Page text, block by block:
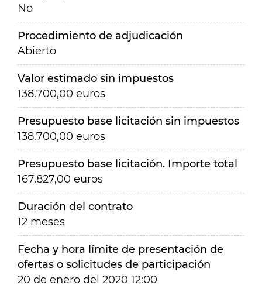
No
Procedimiento de adjudicación
Abierto
Valor estimado sin impuestos
138.700,00 euros
Presupuesto base licitación sin impuestos
138.700,00 euros
Presupuesto base licitación. Importe total
167.827,00 euros
Duración del contrato
12 meses
Fecha y hora límite de presentación de
ofertas o solicitudes de participación
20 de enero del 2020 12:00